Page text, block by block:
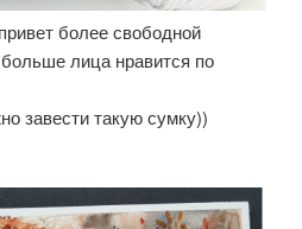
более свободной
лица нравится по
завести такую сумку))